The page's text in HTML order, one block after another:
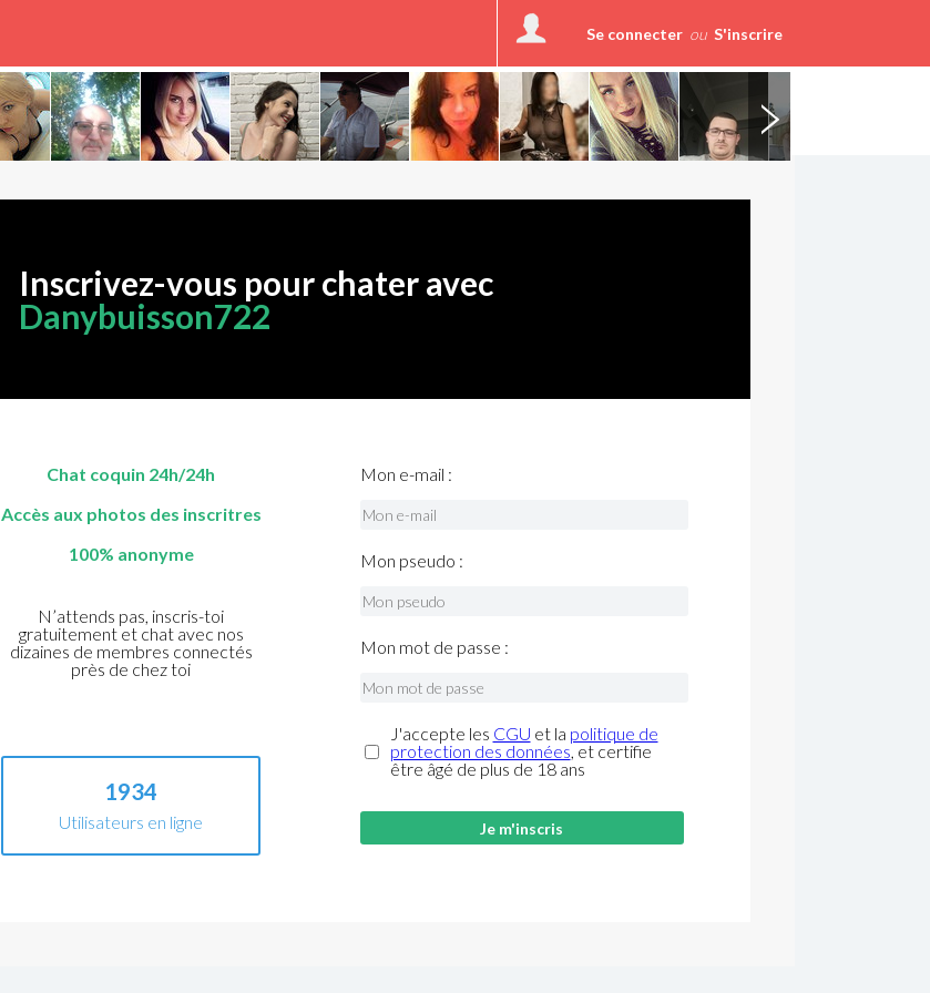
Se connecter ou S'inscrire
Inscrivez-vous pour chater avec
Danybuisson722
Chat coquin 24h/24h
Accès aux photos des inscritres
100% anonyme
N’attends pas, inscris-toi
gratuitement et chat avec nos
dizaines de membres connectés
près de chez toi
1934
Utilisateurs en ligne
Mon e-mail :
Mon pseudo :
Mon mot de passe :
J'accepte les CGU et la politique de
protection des données, et certifie
être âgé de plus de 18 ans